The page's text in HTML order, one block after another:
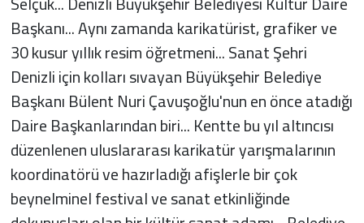
Başkanı... Aynı zamanda karikatürist, grafiker ve
30 kusur yıllık resim öğretmeni... Sanat Şehri
Denizli için kolları sıvayan Büyükşehir Belediye
Başkanı Bülent Nuri Çavuşoğlu'nun en önce atadığı
Daire Başkanlarından biri... Kentte bu yıl altıncısı
düzenlenen uluslararası karikatür yarışmalarının
koordinatörü ve hazırladığı afişlerle bir çok
beynelminel festival ve sanat etkinliğinde